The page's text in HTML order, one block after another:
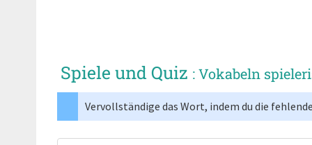
Spiele und Quiz : Vokabeln
Vervollständige das Wort, indem du die